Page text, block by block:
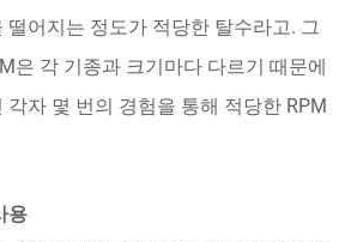
떨어지는 정도가 적당한 탈수라고. 그
은 각 기종과 크기마다 다르기 때문에
자 몇 번의 경험을 통해 적당한 RPM
용